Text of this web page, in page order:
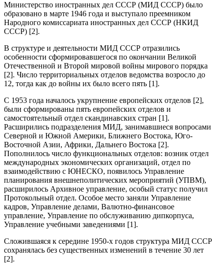
Министерство иностранных дел СССР (МИД СССР) было
образовано в марте 1946 года и выступало преемником
Народного комиссариата иностранных дел СССР (НКИД
СССР) [2].
В структуре и деятельности МИД СССР отразились
особенности сформировавшегося по окончании Великой
Отечественной и Второй мировой войны мирового порядка
[2]. Число территориальных отделов ведомства возросло до
12, тогда как до войны их было всего пять [1].
С 1953 года началось укрупнение европейских отделов [2],
были сформированы пять европейских отделов и
самостоятельный отдел скандинавских стран [1].
Расширились подразделения МИД, занимавшиеся вопросами
Северной и Южной Америки, Ближнего Востока, Юго-
Восточной Азии, Африки, Дальнего Востока [2].
Пополнилось число функциональных отделов: возник отдел
международных экономических организаций, отдел по
взаимодействию с ЮНЕСКО, появилось Управление
планирования внешнеполитических мероприятий (УПВМ),
расширилось Архивное управление, особый статус получил
Протокольный отдел. Особое место заняли Управление
кадров, Управление делами, Валютно-финансовое
управление, Управление по обслуживанию дипкорпуса,
Управление учебными заведениями [1].
Сложившаяся к середине 1950-х годов структура МИД СССР
сохранялась без существенных изменений в течение 30 лет
[2].